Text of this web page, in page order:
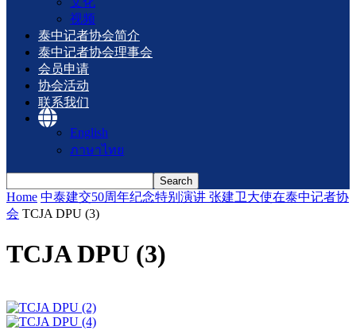
视频
泰中记者协会简介
泰中记者协会理事会
会员申请
协会活动
联系我们
English
ภาษาไทย
Home 中泰建交50周年纪念特别演讲 张建卫大使在泰中记者协
会 TCJA DPU (3)
TCJA DPU (3)